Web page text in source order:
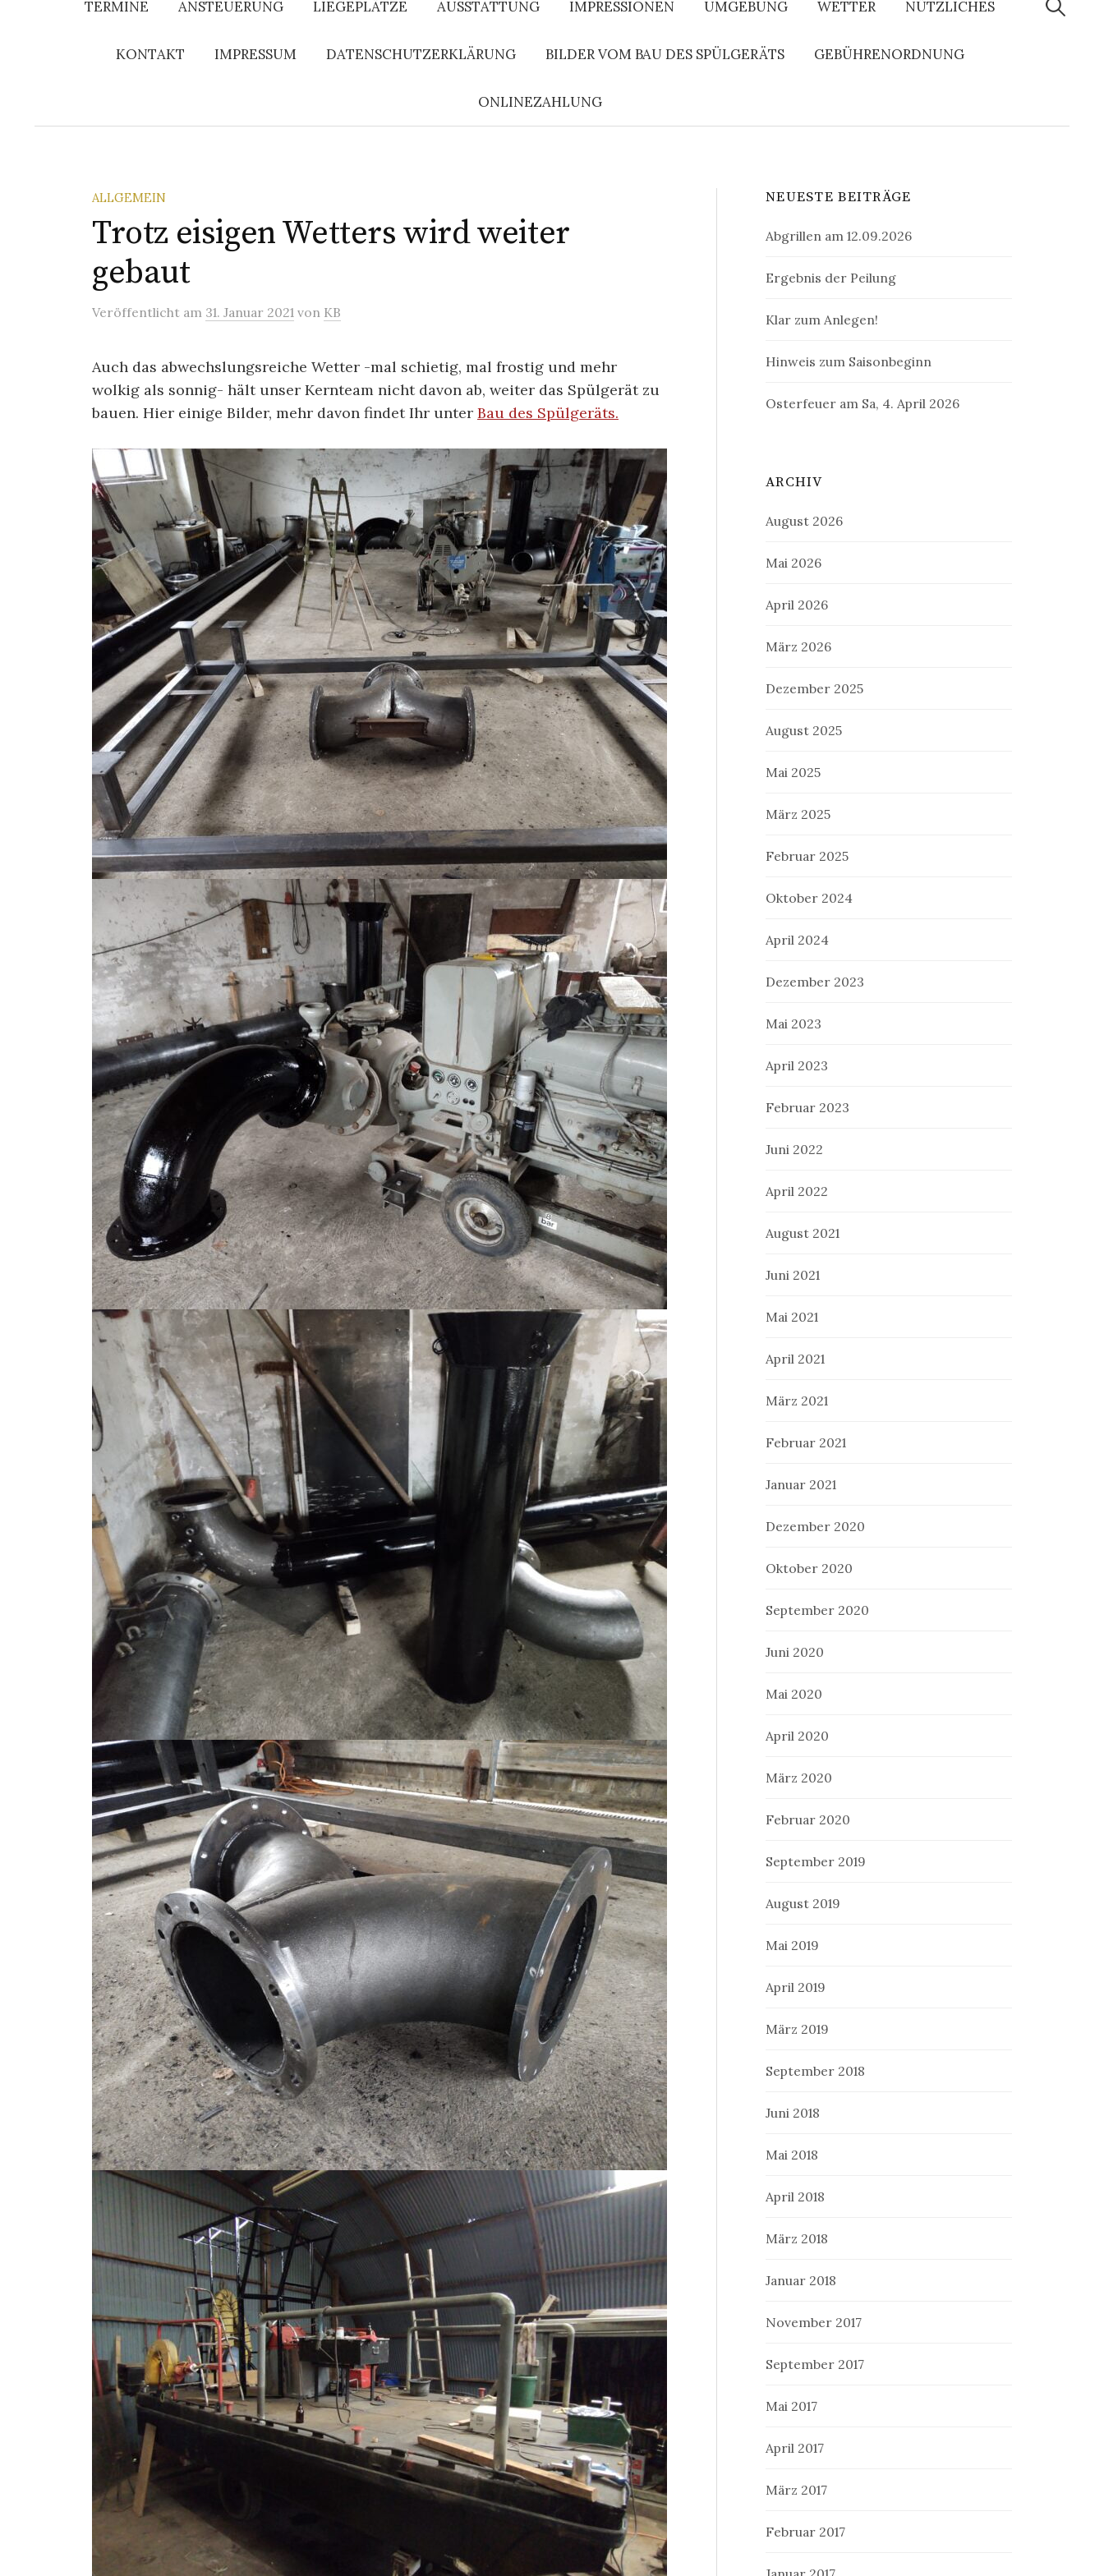
TERMINE ANSTEUERUNG LIEGEPLÄTZE AUSSTATTUNG IMPRESSIONEN UMGEBUNG WETTER NÜTZLICHES
KONTAKT IMPRESSUM DATENSCHUTZERKLÄRUNG BILDER VOM BAU DES SPÜLGERÄTS GEBÜHRENORDNUNG
ONLINEZAHLUNG
ALLGEMEIN
Trotz eisigen Wetters wird weiter
gebaut
Veröffentlicht am 31. Januar 2021 von KB
Auch das abwechslungsreiche Wetter -mal schietig, mal frostig und mehr
wolkig als sonnig- hält unser Kernteam nicht davon ab, weiter das Spülgerät zu
bauen. Hier einige Bilder, mehr davon findet Ihr unter Bau des Spülgeräts.
NEUESTE BEITRÄGE
Abgrillen am 12.09.2026
Ergebnis der Peilung
Klar zum Anlegen!
Hinweis zum Saisonbeginn
Osterfeuer am Sa, 4. April 2026
ARCHIV
August 2026
Mai 2026
April 2026
März 2026
Dezember 2025
August 2025
Mai 2025
März 2025
Februar 2025
Oktober 2024
April 2024
Dezember 2023
Mai 2023
April 2023
Februar 2023
Juni 2022
April 2022
August 2021
Juni 2021
Mai 2021
April 2021
März 2021
Februar 2021
Januar 2021
Dezember 2020
Oktober 2020
September 2020
Juni 2020
Mai 2020
April 2020
März 2020
Februar 2020
September 2019
August 2019
Mai 2019
April 2019
März 2019
September 2018
Juni 2018
Mai 2018
April 2018
März 2018
Januar 2018
November 2017
September 2017
Mai 2017
April 2017
März 2017
Februar 2017